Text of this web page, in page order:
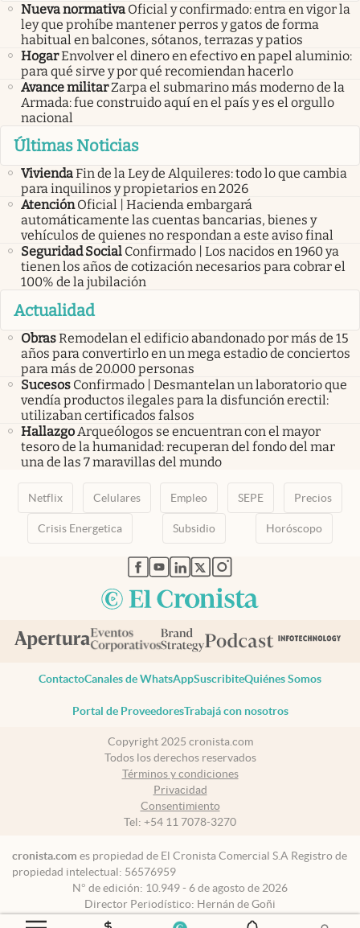
Nueva normativa Oficial y confirmado: entra en vigor la
ley que prohíbe mantener perros y gatos de forma
habitual en balcones, sótanos, terrazas y patios
HogarEnvolver el dinero en efectivo en papel aluminio:
para qué sirve y por qué recomiendan hacerlo
Avance militarZarpa el submarino más moderno de la
Armada: fue construido aquí en el país y es el orgullo
nacional
Últimas Noticias
ViviendaFin de la Ley de Alquileres: todo lo que cambia
para inquilinos y propietarios en 2026
Atención Oficial | Hacienda embargará
automáticamente las cuentas bancarias, bienes y
vehículos de quienes no respondan a este aviso final
Seguridad Social Confirmado | Los nacidos en 1960 ya
tienen los años de cotización necesarios para cobrar el
100% de la jubilación
Actualidad
ObrasRemodelan el edificio abandonado por más de 15
años para convertirlo en un mega estadio de conciertos
para más de 20.000 personas
Sucesos Confirmado | Desmantelan un laboratorio que
vendía productos ilegales para la disfunción erectil:
utilizaban certificados falsos
HallazgoArqueólogos se encuentran con el mayor
tesoro de la humanidad: recuperan del fondo del mar
una de las 7 maravillas del mundo
Netflix Celulares Empleo SEPE Precios
Crisis Energetica Subsidio Horóscopo
abre en nueva pestaña
abre en nueva pestaña
abre en nueva pestaña
abre en nueva pestaña
abre en nueva pestaña
ContactoCanales de WhatsAppSuscribiteQuiénes Somos
Portal de ProveedoresTrabajá con nosotros
Copyright 2025 cronista.com
Todos los derechos reservados
Términos y condiciones
Privacidad
Consentimiento
Tel: +54 11 7078-3270
cronista.com es propiedad de El Cronista Comercial S.A Registro de
propiedad intelectual: 56576959
N° de edición: 10.949 - 6 de agosto de 2026
Director Periodístico: Hernán de Goñi